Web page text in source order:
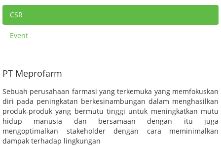
CSR
Event
PT Meprofarm
Sebuah perusahaan farmasi yang terkemuka yang memfokuskan
diri pada peningkatan berkesinambungan dalam menghasilkan
produk-produk yang bermutu tinggi untuk meningkatkan mutu
hidup manusia dan bersamaan dengan itu juga
mengoptimalkan stakeholder dengan cara meminimalkan
dampak terhadap lingkungan